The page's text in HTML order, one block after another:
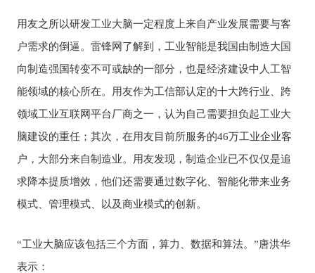
用友之所以研发工业大脑一定程度上来自产业发展需要与客
户需求的倒逼。雷锋网了解到，工业智能是我国由制造大国
向制造强国转变不可或缺的一部分，也是经济建设中人工智
能领域的核心所在。用友作为工信部认定的十大跨行业、跨
领域工业互联网平台厂商之一，认为自己需要担负起工业大
脑建设的重任；其次，在用友目前所服务的46万工业企业客
户，大部分来自制造业。用友发现，制造企业已不仅仅是追
求降本提质增效，他们还需要通过数字化、智能化带来业务
模式、管理模式、以及商业模式的创新。
“工业大脑应该包括三个方面，算力、数据和算法。”唐洪华
表示：